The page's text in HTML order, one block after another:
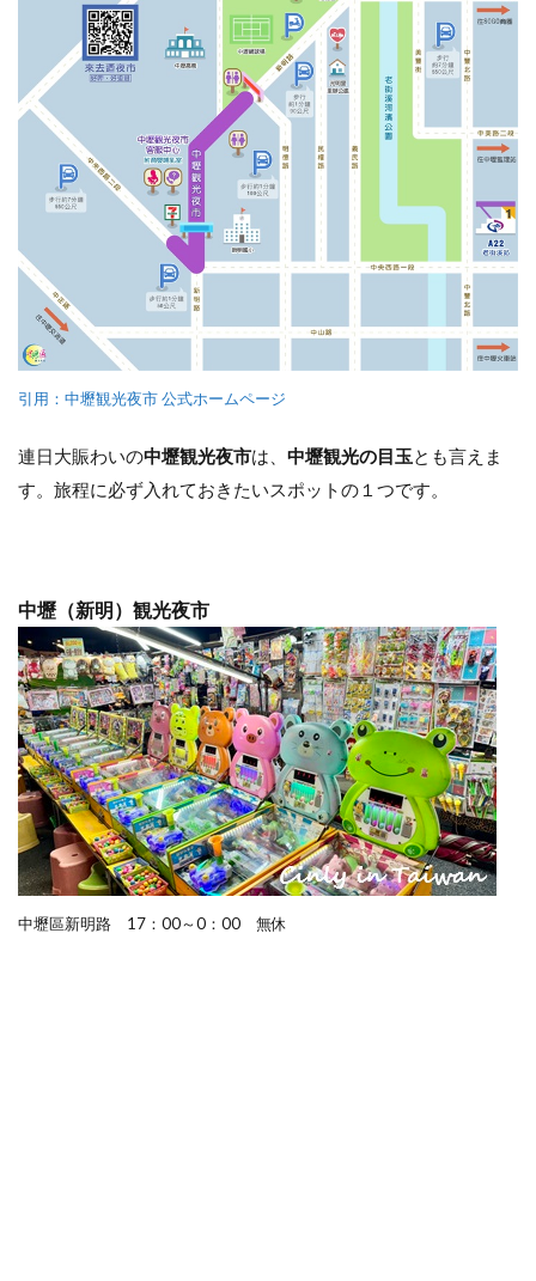
引用：中壢観光夜市 公式ホームページ
連日大賑わいの中壢観光夜市は、 中壢観光の目玉とも言えま
す。旅程に必ず入れておきたいスポットの１つです。
中壢（新明）観光夜市
中壢區新明路 17：00～0：00 無休